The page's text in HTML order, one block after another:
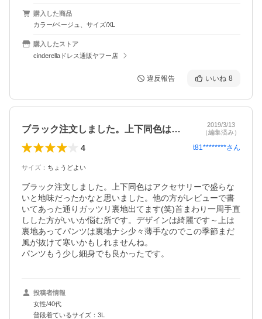
購入した商品
カラー/ベージュ、サイズ/XL
購入したストア
cinderellaドレス通販ヤフー店
違反報告 いいね 8
ブラック注文しました。上下同色はアクセ…
2019/3/13
（編集済み）
4 t81********さん
サイズ ： ちょうどよい
ブラック注文しました。上下同色はアクセサリーで盛らな
いと地味だったかなと思いました。他の方がレビューで書
いてあった通りガッツリ裏地出てます(笑)首まわり一周手直
しした方がいいか悩む所です。デザインは綺麗です～上は
裏地あってパンツは裏地ナシ少々薄手なのでこの季節まだ
風が抜けて寒いかもしれませんね。
パンツもう少し細身でも良かったです。
投稿者情報
女性/40代
普段着ているサイズ：3L